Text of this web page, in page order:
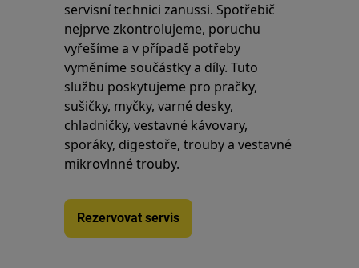
servisní technici zanussi. Spotřebič
nejprve zkontrolujeme, poruchu
vyřešíme a v případě potřeby
vyměníme součástky a díly. Tuto
službu poskytujeme pro pračky,
sušičky, myčky, varné desky,
chladničky, vestavné kávovary,
sporáky, digestoře, trouby a vestavné
mikrovlnné trouby.
Rezervovat servis